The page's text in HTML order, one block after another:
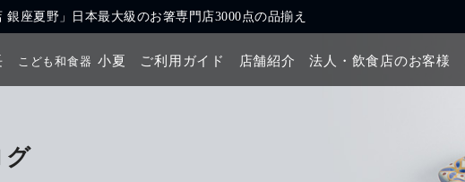
銀座夏野」日本最大級のお箸専門店3000点の品揃え
こども和食器 小夏 ご利用ガイド 店舗紹介 法人・飲食店のお客様
グ